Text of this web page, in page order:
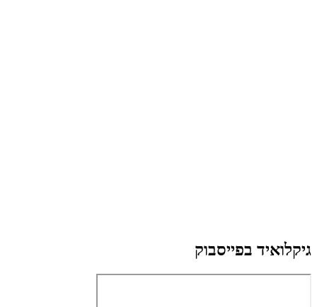
גיקלואיד בפייסבוק